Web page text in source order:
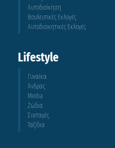
Αυτοδιοίκηση
Βουλευτικές Εκλογές
Αυτοδιοικητικές Εκλογές
Lifestyle
Γυναίκα
Άνδρας
Media
Ζώδια
Συνταγές
Ταξίδια